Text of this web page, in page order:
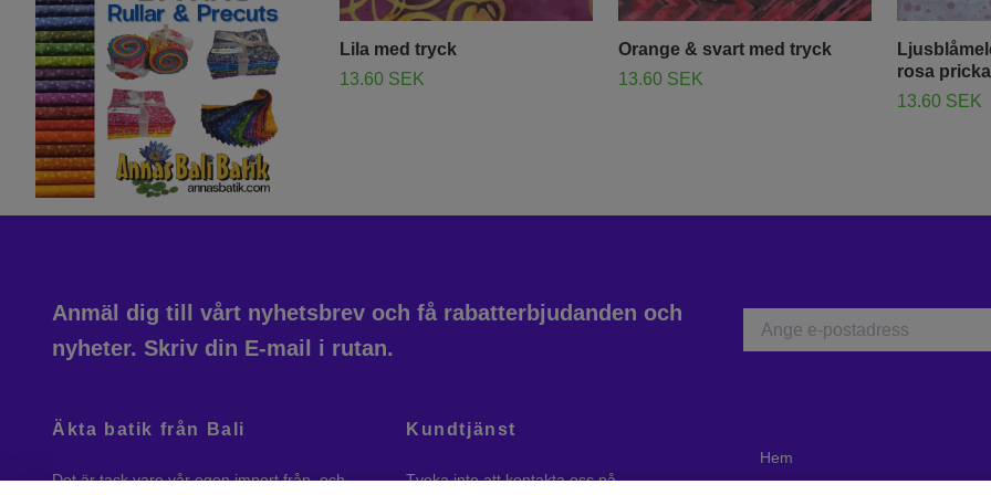
Lila med tryck
13.60 SEK
Orange & svart med tryck
13.60 SEK
rosa
13.60 SEK
Anmäl dig till vårt nyhetsbrev och få rabatterbjudanden och
nyheter. Skriv din E-mail i rutan.
Äkta batik från Bali
Det är tack vare vår egen import från, och
Kundtjänst
Tveka inte att kontakta oss på
Hem